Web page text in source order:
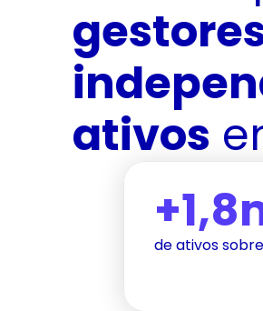
ativos
de ativos